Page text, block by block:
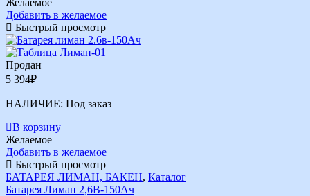
Добавить в желаемое
Быстрый просмотр
Продан
5 394₽
НАЛИЧИЕ: Под заказ
В корзину
Желаемое
Добавить в желаемое
Быстрый просмотр
БАТАРЕЯ ЛИМАН, БАКЕН, Каталог
Батарея Лиман 2,6В-150Ач